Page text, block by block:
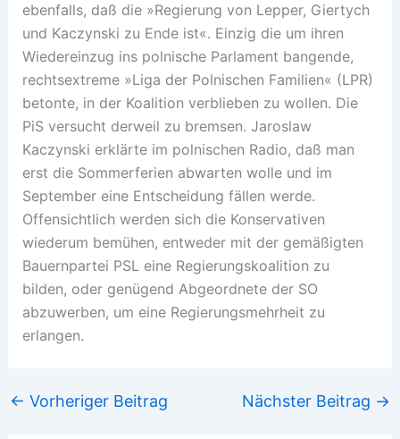
ebenfalls, daß die »Regierung von Lepper, Giertych
und Kaczynski zu Ende ist«. Einzig die um ihren
Wiedereinzug ins polnische Parlament bangende,
rechtsextreme »Liga der Polnischen Familien« (LPR)
betonte, in der Koalition verblieben zu wollen. Die
PiS versucht derweil zu bremsen. Jaroslaw
Kaczynski erklärte im polnischen Radio, daß man
erst die Sommerferien abwarten wolle und im
September eine Entscheidung fällen werde.
Offensichtlich werden sich die Konservativen
wiederum bemühen, entweder mit der gemäßigten
Bauernpartei PSL eine Regierungskoalition zu
bilden, oder genügend Abgeordnete der SO
abzuwerben, um eine Regierungsmehrheit zu
erlangen.
← Vorheriger Beitrag Nächster Beitrag →